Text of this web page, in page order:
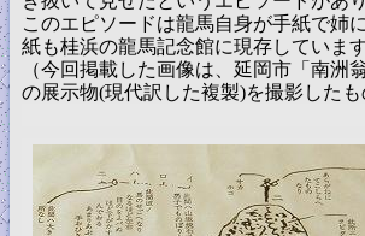
このエピソードは龍馬自身が手紙で姉
紙も桂浜の龍馬記念館に現存しています
（今回掲載した画像は、延岡市「南洲
の展示物(現代訳した複製)を撮影したも